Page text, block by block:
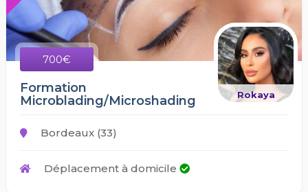
700€
Rokaya
Formation
Microblading/Microshading
Bordeaux (33)
Déplacement à domicile